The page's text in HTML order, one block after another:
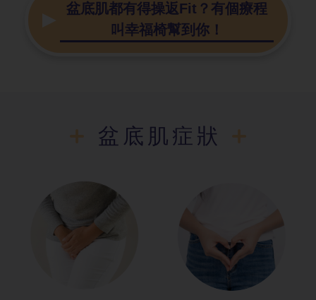
盆底肌都有得操返Fit？有個療程
叫幸福椅幫到你！
盆底肌症狀